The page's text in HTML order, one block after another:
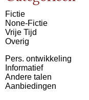
Fictie
None-Fictie
Vrije Tijd
Overig
Pers. ontwikkeling
Informatief
Andere talen
Aanbiedingen